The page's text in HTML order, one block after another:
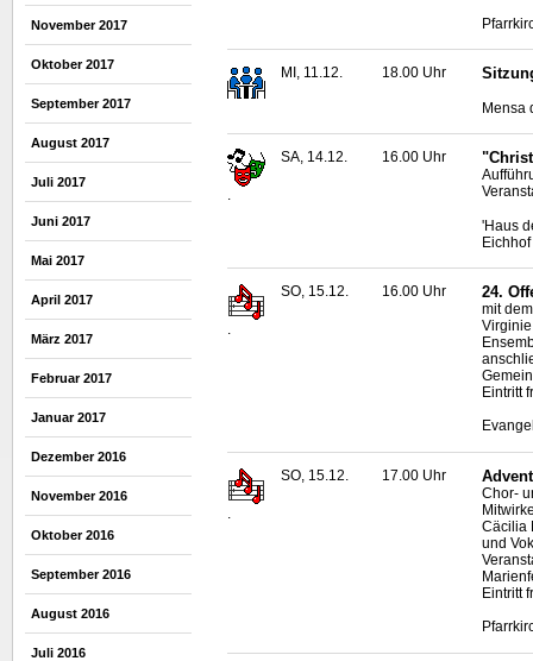
November 2017
Oktober 2017
September 2017
August 2017
Juli 2017
Juni 2017
Mai 2017
April 2017
März 2017
Februar 2017
Januar 2017
Dezember 2016
November 2016
Oktober 2016
September 2016
August 2016
Juli 2016
MI, 11.12. 18.00 Uhr
Mensa
.
SA, 14.12. 16.00 Uhr
'Haus
.
SO, 15.12. 16.00 Uhr 24.
mit
Eintritt
.
SO, 15.12. 17.00 Uhr
Chor-
Cäcilia
und
Eintritt